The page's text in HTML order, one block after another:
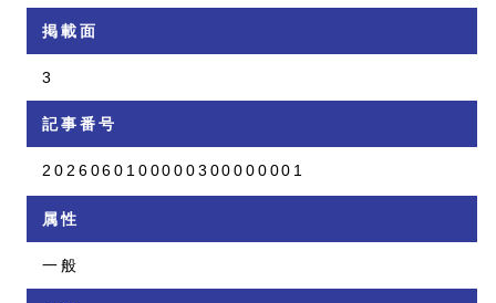
掲載面
3
記事番号
2026060100000300000001
属性
一般